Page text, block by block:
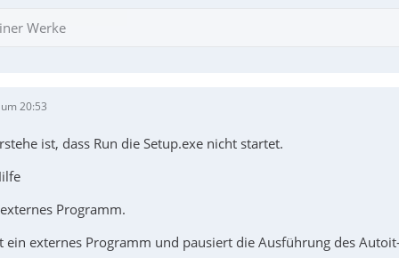
Werke
20:53
ist, dass Run die Setup.exe nicht startet.
Programm.
ein externes Programm und pausiert die Ausführung des